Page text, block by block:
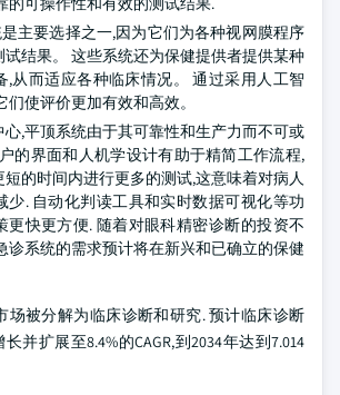
是主要选择之一,因为它们为各种视网膜程序
结果。 这些系统还为保健提供者提供某种
,从而适应各种临床情况。 通过采用人工智
们使评价更加有效和高效。
,平顶系统由于其可靠性和生产力而不可或
的界面和人机学设计有助于精简工作流程,
的时间内进行更多的测试,这意味着对病人
少. 自动化判读工具和实时数据可视化等功
更快更方便. 随着对眼科精密诊断的投资不
诊系统的需求预计将在新兴和已确立的保健
场被分解为临床诊断和研究. 预计临床诊断
并扩展至8.4%的CAGR,到2034年达到7.014